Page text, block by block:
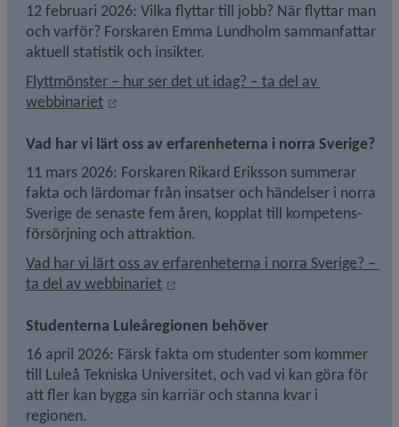
12 februari 2026: Vilka flyttar till jobb? När flyttar man
och varför? Forskaren Emma Lundholm sammanfattar
aktuell statistik och insikter.
Flyttmönster – hur ser det ut idag? – ta del av
webbinariet
Länk till annan webbplats, öppnas i nytt
Vad har vi lärt oss av erfarenheterna i norra Sverige?
11 mars 2026: Forskaren Rikard Eriksson summerar
fakta och lärdomar från insatser och händelser i norra
Sverige de senaste fem åren, kopplat till kompetens­
försörjning och attraktion.
Vad har vi lärt oss av erfarenheterna i norra Sverige? –
ta del av webbinariet
Länk till annan webbplats,
Studenterna Luleåregionen behöver
16 april 2026: Färsk fakta om studenter som kommer
till Luleå Tekniska Universitet, och vad vi kan göra för
att fler kan bygga sin karriär och stanna kvar i
regionen.